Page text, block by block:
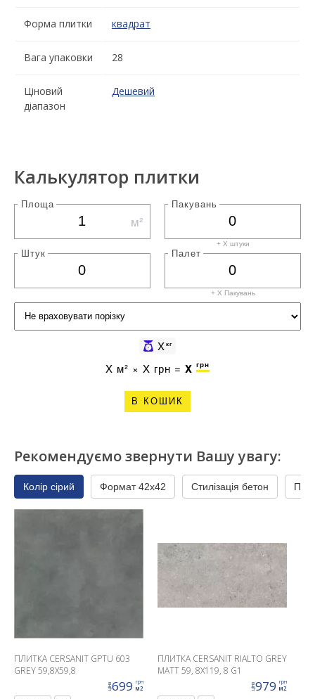
Форма плитки квадрат
Вага упаковки 28
Ціновий
діапазон
Дешевий
Калькулятор плитки
Площа
м²
Пакувань
+ X штуки
Штук Палет
+ X Пакувань
Xкг
X м² × X грн = X грн
В КОШИК
Рекомендуємо звернути Вашу увагу:
Колір сірий Формат 42x42 Стилізація бетон
ПЛИТКА CERSANIT GPTU 603
GREY 59,8X59,8
ціна699 грн
м2
ПЛИТКА CERSANIT RIALTO GREY
MATT 59, 8X119, 8 G1
ціна979 грн
м2